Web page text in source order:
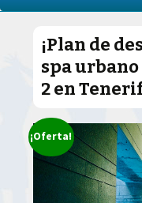
¡Plan de
spa
2 en
¡Oferta!